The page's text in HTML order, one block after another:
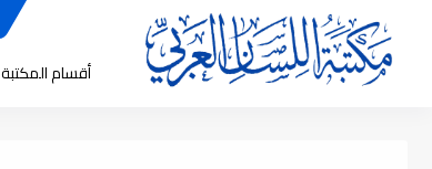
أقسام المكتبة